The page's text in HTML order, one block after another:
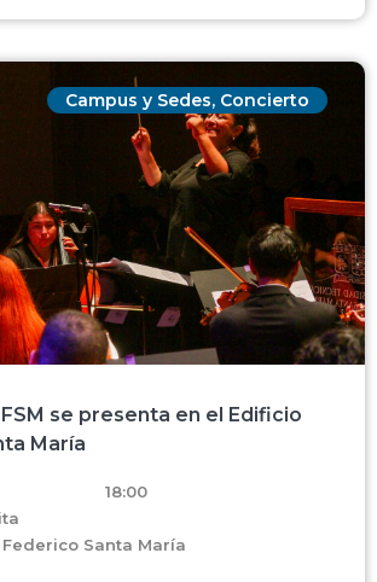
Campus y Sedes, Concierto
se presenta en el Edificio
María
18:00
Santa María